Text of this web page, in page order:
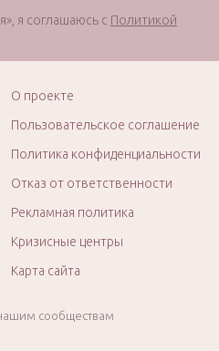
я соглашаюсь с Политикой
О проекте
Пользовательское соглашение
Политика конфиденциальности
Отказ от ответственности
Рекламная политика
Кризисные центры
Карта сайта
сообществам